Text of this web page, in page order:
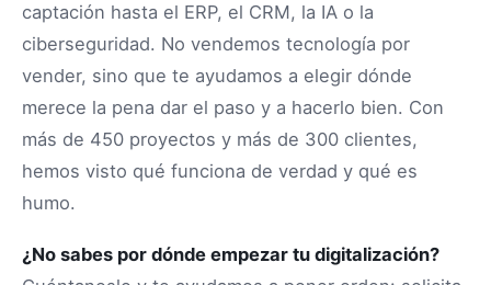
captación hasta el ERP, el CRM, la IA o la
ciberseguridad. No vendemos tecnología por
vender, sino que te ayudamos a elegir dónde
merece la pena dar el paso y a hacerlo bien. Con
más de 450 proyectos y más de 300 clientes,
hemos visto qué funciona de verdad y qué es
humo.
¿No sabes por dónde empezar tu digitalización?